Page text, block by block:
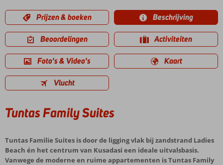
Prijzen & boeken Beschrijving
Beoordelingen Activiteiten
Foto's & Video's Kaart
Vlucht
Tuntas Family Suites
Tuntas Familie Suites is door de ligging vlak bij zandstrand Ladies
Beach én het centrum van Kusadasi een ideale uitvalsbasis.
Vanwege de moderne en ruime appartementen is Tuntas Family